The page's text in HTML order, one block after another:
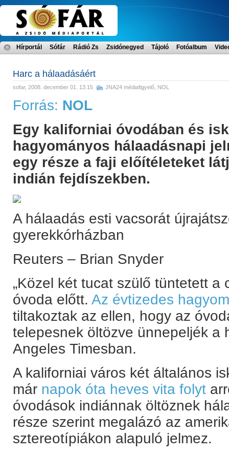
Hírportál Sófár Rádió Zs Zsidónegyed Tájoló Fotóalbum
Harc a hálaadásáért
sofar, 2008. december 01. 13:15 JNA24 médiafigyelő NOL
Forrás: NOL
Egy kaliforniai óvodában és
hagyományos hálaadásnapi
egy része a faji előítéleteket
indián fejdíszekben.
A hálaadás esti vacsorát
gyerekkórházban
Reuters – Brian Snyder
„Közel két tucat szülő tüntetett a
óvoda előtt. Az évtizedes
tiltakoztak az ellen, hogy az
telepesnek öltözve ünnepeljék a
Angeles Timesban.
A kaliforniai város két általános
már napok óta heves vita folyt
óvodások indiánnak öltöznek
része szerint megalázó az
sztereotípiákon alapuló jelmez.